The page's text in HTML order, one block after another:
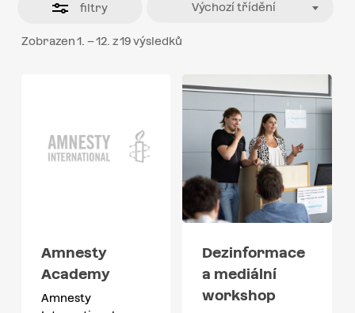
filtry
Zobrazen 1. – 12. z 19 výsledků
Výchozí třídění
Amnesty
Academy
Amnesty
Dezinformace
a mediální
workshop